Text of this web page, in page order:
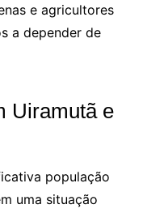
e agricultores
a depender de
Uiramutã e
população
uma situação